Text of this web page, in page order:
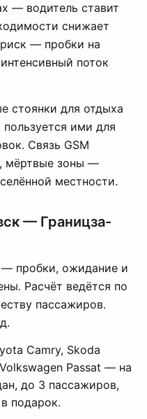
— водитель ставит
снижает
— пробки на
поток
стоянки для отдыха
ими для
Связь GSM
мёртвые зоны —
местности.
— Границза-
пробки, ожидание и
Расчёт ведётся по
пассажиров.
Camry, Skoda
Passat — на
до 3 пассажиров,
подарок.